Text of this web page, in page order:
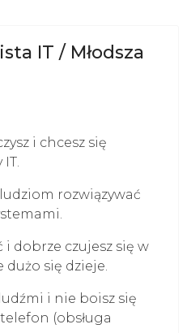
IT / Młodsza
i chcesz się
rozwiązywać
dobrze czujesz się w
dużo się dzieje.
i nie boisz się
(obsługa